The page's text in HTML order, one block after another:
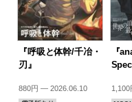
『呼吸と体幹/千冶・
刃』
880円 — 2026.06.10
『